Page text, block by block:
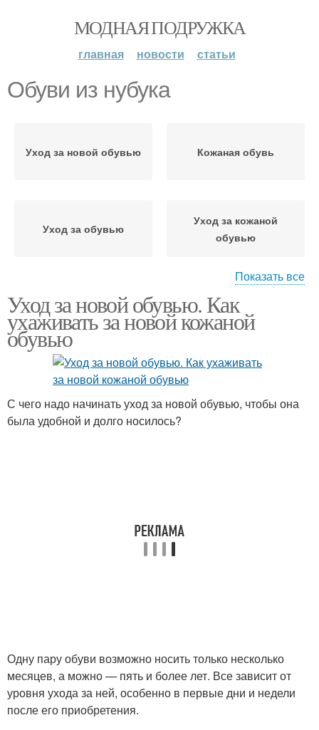
МОДНАЯ ПОДРУЖКА
главная новости статьи
Обуви из нубука
Уход за новой обувью Кожаная обувь
Уход за обувью
Уход за кожаной
обувью
Обувь в домашних
условиях
Обуви из кожи
Показать все
Уход за новой обувью. Как
ухаживать за новой кожаной
обувью
С чего надо начинать уход за новой обувью, чтобы она
была удобной и долго носилось?
Одну пару обуви возможно носить только несколько
месяцев, а можно — пять и более лет. Все зависит от
уровня ухода за ней, особенно в первые дни и недели
после его приобретения.